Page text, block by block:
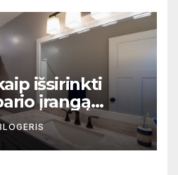
išsirinkti
įrangą